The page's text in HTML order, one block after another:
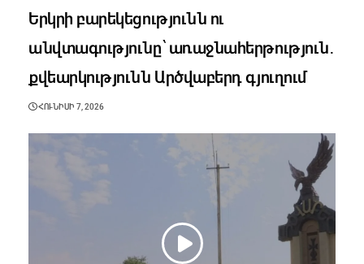
Երկրի բարեկեցությունն ու
անվտագությունը՝ առաջնահերթություն․
քվեարկությունն Արծվաբերդ գյուղում
ՀՈՒՆԻՍԻ 7, 2026